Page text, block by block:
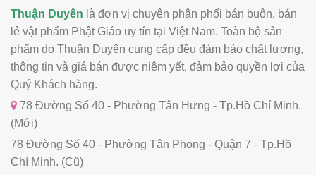
Thuận Duyên là đơn vị chuyên phân phối bán buôn, bán
lẻ vật phẩm Phật Giáo uy tín tại Việt Nam. Toàn bộ sản
phẩm do Thuận Duyên cung cấp đều đảm bảo chất lượng,
thông tin và giá bán được niêm yết, đảm bảo quyền lợi của
Quý Khách hàng.
78 Đường Số 40 - Phường Tân Hưng - Tp.Hồ Chí Minh.
(Mới)
78 Đường Số 40 - Phường Tân Phong - Quận 7 - Tp.Hồ
Chí Minh. (Cũ)